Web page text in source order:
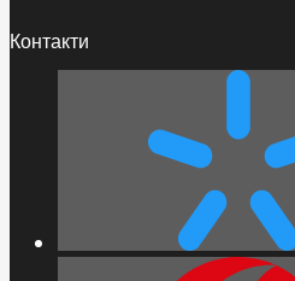
Контакти